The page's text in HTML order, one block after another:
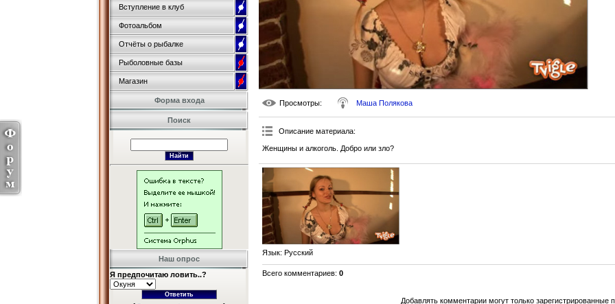
Вступление в клуб
Фотоальбом
Отчёты о рыбалке
Рыболовные базы
Магазин
Форма входа
Поиск
Наш опрос
Я предпочитаю ловить..?
Просмотры: Маша Полякова
Описание материала:
Женщины и алкоголь. Добро или зло?
Язык: Русский
Всего комментариев: 0
Добавлять комментарии могут только зарегистрированные